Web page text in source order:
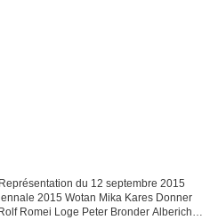
du 12 septembre 2015
2015 Wotan Mika Kares Donner
Romei Loge Peter Bronder Alberich